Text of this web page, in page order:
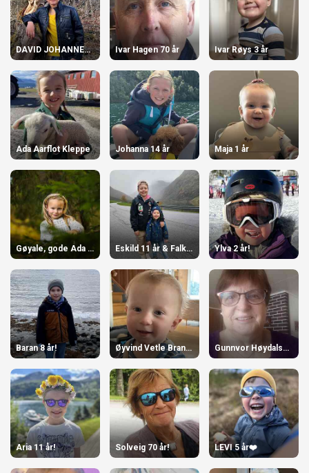
DAVID JOHANNES HJORTHAUG FLØTRE Ivar Hagen 70 år Ivar Røys 3 år
Ada Aarflot Kleppe Johanna 14 år Maja 1 år
Gøyale, gode Ada vår! Eskild 11 år & Falk 6 år Ylva 2 år!
Baran 8 år! Øyvind Vetle Brandsæter 1 år Gunnvor Høydalsvik 80 år!
Aria 11 år! Solveig 70 år! LEVI 5 år❤️